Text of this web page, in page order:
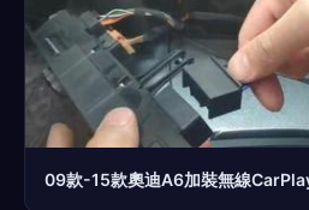
09款-15款奧迪A6加裝無線